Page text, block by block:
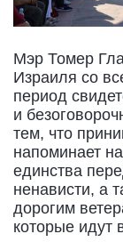
Мэр Томер
Израиля со
период
и
тем, что
напоминает
единства
ненависти, а
дорогим
которые идут